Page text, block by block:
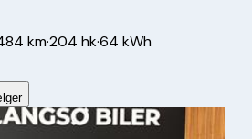
km·204 hk·64 kWh